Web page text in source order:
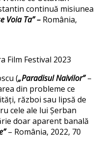
continuă misiunea
Voia Ta” – România,
Film Festival 2023
(„Paradisul Naivilor”–
din probleme ce
război sau lipsă de
cele ale lui Șerban
doar aparent banală
– România, 2022, 70